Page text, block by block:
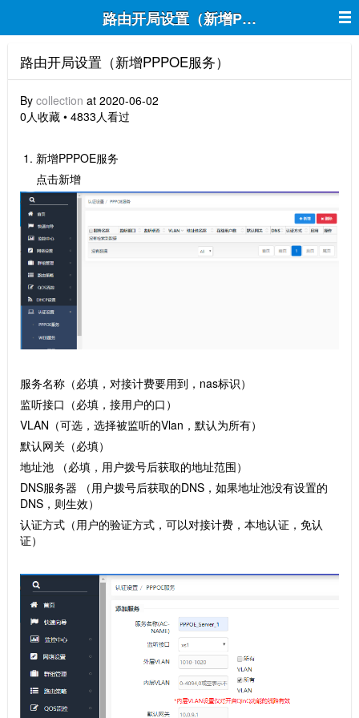
路由开局设置（新增PPPOE服务）
路由开局设置（新增PPPOE服务）
By collection at 2020-06-02
0人收藏 • 4833人看过
新增PPPOE服务
点击新增
服务名称（必填，对接计费要用到，nas标识）
监听接口（必填，接用户的口）
VLAN（可选，选择被监听的Vlan，默认为所有）
默认网关（必填）
地址池 （必填，用户拨号后获取的地址范围）
DNS服务器 （用户拨号后获取的DNS，如果地址池没有设置的
DNS，则生效）
认证方式（用户的验证方式，可以对接计费，本地认证，免认
证）